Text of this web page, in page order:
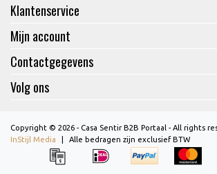
Klantenservice
Mijn account
Contactgegevens
Volg ons
Copyright © 2026 - Casa Sentir B2B Portaal - All rights
InStijl Media
Alle bedragen zijn exclusief BTW